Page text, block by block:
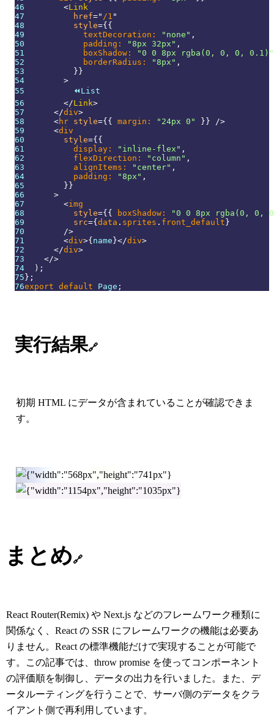
46
<Link
47
href=" /1 "
48
style={{
49
            textDecoration
: "none" ,
50
            padding
: "8px 32px" ,
51
            boxShadow
:
"0 0 8px rgba(0, 0, 0, 0.1)"
52
            borderRadius
: "8px" ,
53
}}
54
>
55
          ⏪️List
56
</Link>
57
</div>
58
<hr style={{ margin : "24px 0" }}
/>
59
<div
60
style={{
61
          display
: "inline-flex" ,
62
          flexDirection
: "column" ,
63
          alignItems
: "center" ,
64
          padding
: "8px" ,
65
}}
66
>
67
<img
68
style={{ boxShadow :
"0 0 8px rgba(0, 0,
69
src={data . sprites . front_default}
70
/>
71
<div>{name}</div>
72
</div>
73
</>
74
) ;
75} ;
76export default Page ;
実行結果🔗
初期 HTML にデータが含まれていることが確認できま
す。
まとめ🔗
React Router(Remix) や Next.js などのフレームワーク種類に
関係なく、React の SSR にフレームワークの機能は必要あ
りません。React の標準機能だけで実現することが可能で
す。この記事では、throw promise を使ってコンポーネント
の評価順を制御し、データの出力を行いました。また、デ
ータルーティングを行うことで、サーバ側のデータをクラ
イアント側で再利用しています。